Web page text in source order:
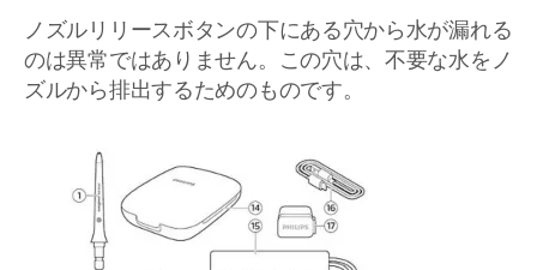
ノズルリリースボタンの下にある穴から水が漏れる
のは異常ではありません。この穴は、不要な水をノ
ズルから排出するためのものです。